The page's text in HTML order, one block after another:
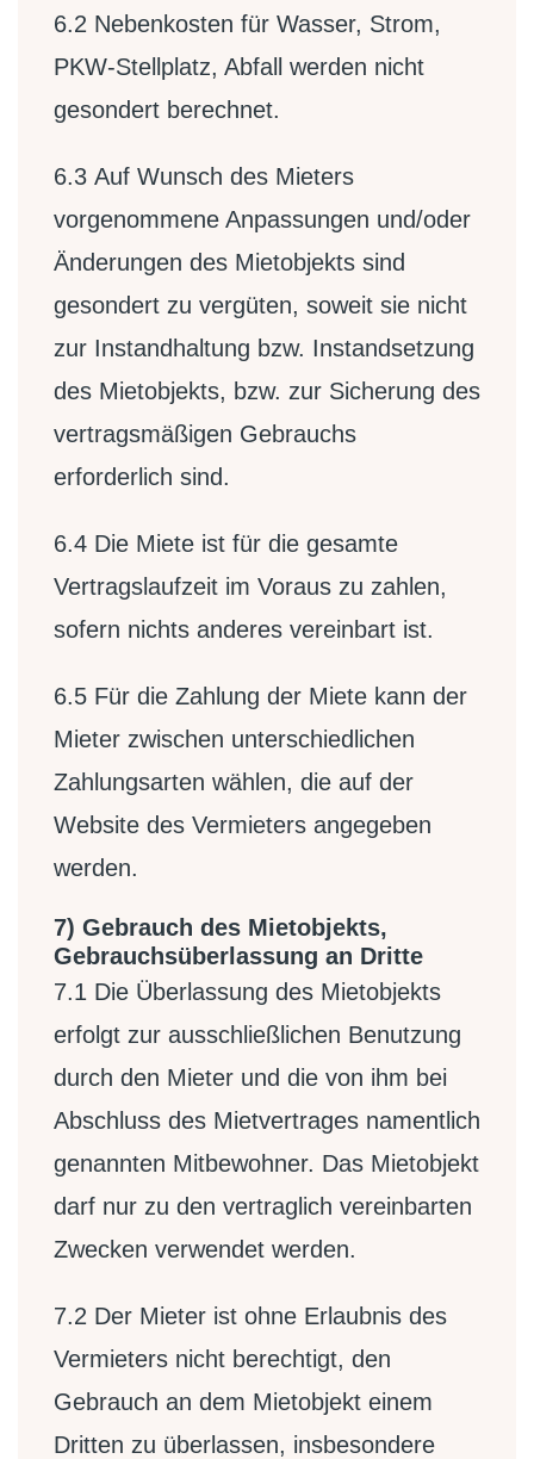
6.2 Nebenkosten für Wasser, Strom,
PKW-Stellplatz, Abfall werden nicht
gesondert berechnet.
6.3 Auf Wunsch des Mieters
vorgenommene Anpassungen und/oder
Änderungen des Mietobjekts sind
gesondert zu vergüten, soweit sie nicht
zur Instandhaltung bzw. Instandsetzung
des Mietobjekts, bzw. zur Sicherung des
vertragsmäßigen Gebrauchs
erforderlich sind.
6.4 Die Miete ist für die gesamte
Vertragslaufzeit im Voraus zu zahlen,
sofern nichts anderes vereinbart ist.
6.5 Für die Zahlung der Miete kann der
Mieter zwischen unterschiedlichen
Zahlungsarten wählen, die auf der
Website des Vermieters angegeben
werden.
7) Gebrauch des Mietobjekts,
Gebrauchsüberlassung an Dritte
7.1 Die Überlassung des Mietobjekts
erfolgt zur ausschließlichen Benutzung
durch den Mieter und die von ihm bei
Abschluss des Mietvertrages namentlich
genannten Mitbewohner. Das Mietobjekt
darf nur zu den vertraglich vereinbarten
Zwecken verwendet werden.
7.2 Der Mieter ist ohne Erlaubnis des
Vermieters nicht berechtigt, den
Gebrauch an dem Mietobjekt einem
Dritten zu überlassen, insbesondere